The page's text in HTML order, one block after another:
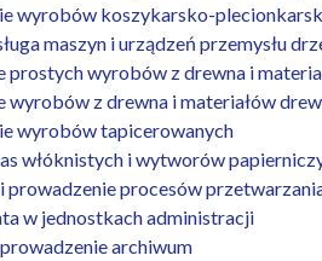
wyrobów koszykarsko-
maszyn i urządzeń przemysłu
prostych wyrobów z drewna i
z drewna i materiałów
wyrobów tapicerowanych
włóknistych i wytworów
prowadzenie procesów
w jednostkach administracji
archiwum